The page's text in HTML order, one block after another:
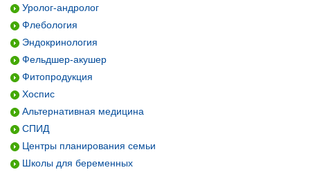
Уролог-андролог
Флебология
Эндокринология
Фельдшер-акушер
Фитопродукция
Хоспис
Альтернативная медицина
СПИД
Центры планирования семьи
Школы для беременных